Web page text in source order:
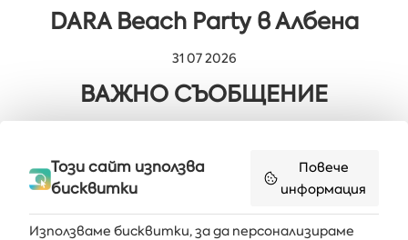
DARA Beach Party в Албена
31 07 2026
ВАЖНО СЪОБЩЕНИЕ
Мюзикълът „Милион мечти“ в
Този сайт използва
бисквитки
Повече
информация
Използваме бисквитки, за да персонализираме